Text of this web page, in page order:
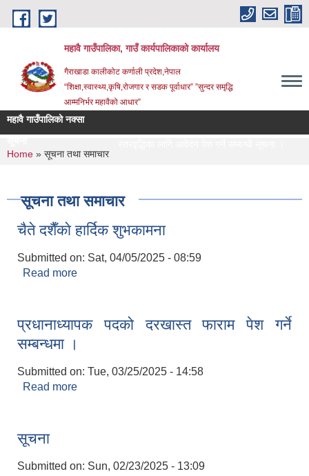
Skip to main content
महावै गाउँपालिका, गाउँ कार्यपालिकाको कार्यालय
गैराखाडा कालीकोट कर्णाली प्रदेश,नेपाल
“शिक्षा,स्वास्थ्य,कृषि,रोजगार र सडक पूर्वाधार” ”सुन्दर समृद्धि
आम्मनिर्भर महावैको आधार”
महावै गाउँपालिको नक्सा
You are here
Home » सूचना तथा समाचार
सूचना तथा समाचार
चैते दशैँकाे हार्दिक शुभकामना
Submitted on: Sat, 04/05/2025 - 08:59
Read more
प्रधानाध्यापक पदको दरखास्त फाराम पेश गर्ने
सम्बन्धमा ।
Submitted on: Tue, 03/25/2025 - 14:58
Read more
सूचना
Submitted on: Sun, 02/23/2025 - 13:09